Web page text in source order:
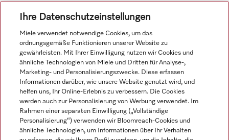
Allgemeine Geschäftsbedingungen in der Fußzeile für
weitere Details.
Navigation
Service
Ihre Datenschutzeinstellungen
Miele verwendet notwendige Cookies, um das
ordnungsgemäße Funktionieren unserer Website zu
gewährleisten. Mit Ihrer Einwilligung nutzen wir Cookies und
ähnliche Technologien von Miele und Dritten für Analyse-,
Marketing- und Personalisierungszwecke. Diese erfassen
Informationen darüber, wie unsere Website genutzt wird, und
helfen uns, Ihr Online-Erlebnis zu verbessern. Die Cookies
werden auch zur Personalisierung von Werbung verwendet. Im
Rahmen einer separaten Einwilligung („Vollständige
Personalisierung“) verwenden wir Bloomreach-Cookies und
ähnliche Technologien, um Informationen über Ihr Verhalten